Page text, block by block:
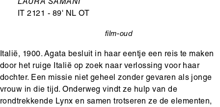
Ondertitel
LAURA SAMANI
IT 2121 - 89' NL OT
film-oud
Italië, 1900. Agata besluit in haar eentje een reis te maken
door het ruige Italië op zoek naar verlossing voor haar
dochter. Een missie niet geheel zonder gevaren als jonge
vrouw in die tijd. Onderweg vindt ze hulp van de
rondtrekkende Lynx en samen trotseren ze de elementen,